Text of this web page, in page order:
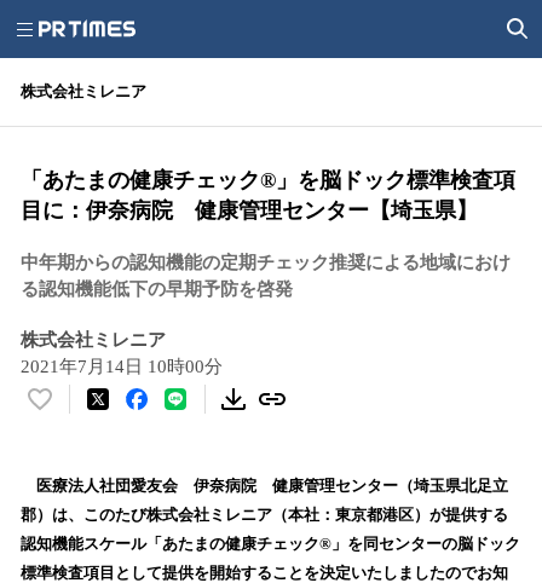
株式会社ミレニア
「あたまの健康チェック®」を脳ドック標準検査項
目に：伊奈病院 健康管理センター【埼玉県】
中年期からの認知機能の定期チェック推奨による地域におけ
る認知機能低下の早期予防を啓発
株式会社ミレニア
2021年7月14日 10時00分
い
！
数
を
読
医療法人社団愛友会 伊奈病院 健康管理センター（埼玉県北足立
郡）は、このたび株式会社ミレニア（本社：東京都港区）が提供する
認知機能スケール「あたまの健康チェック®」を同センターの脳ドック
標準検査項目として提供を開始することを決定いたしましたのでお知